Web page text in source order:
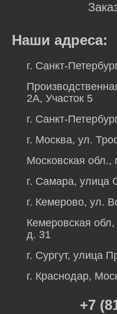
Наши адреса:
г. Санкт-
2А, Участок 5
г. Санкт-
г. Москва, ул.
Московская обл.,
г. Самара, улица
г. Кемерово, ул.
Кемеровская
д. 31
г. Сургут, улица
г. Краснодар,
+7